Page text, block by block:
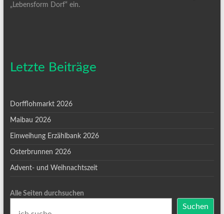
„Lebensform Dorf“ ein.
Letzte Beiträge
Dorfflohmarkt 2026
Maibau 2026
Einweihung Erzählbank 2026
Osterbrunnen 2026
Advent- und Weihnachtszeit
Alle Seiten durchsuchen
Suchen